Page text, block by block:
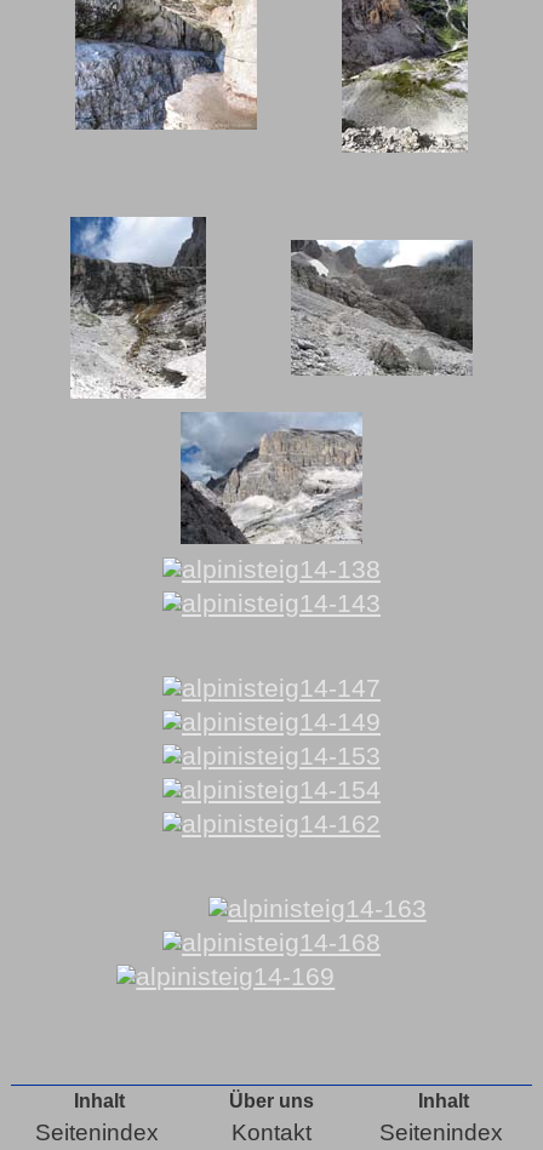
Inhalt
Seitenindex
Über uns
Kontakt
Inhalt
Seitenindex